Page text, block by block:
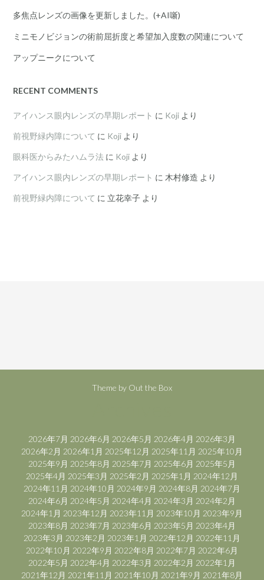
多焦点レンズの画像を更新しました。(+AI噺)
ミニモノビジョンの術前屈折度と希望加入度数の関連について
アップニークについて
RECENT COMMENTS
アイハンス眼内レンズの早期レポート に Koji より
前視野緑内障について に Koji より
眼科医からみたハムラ法 に Koji より
アイハンス眼内レンズの早期レポート に 木村修造 より
前視野緑内障について に 立花幸子 より
Theme by Out the Box
2026年7月 2026年6月 2026年5月 2026年4月 2026年3月
2026年2月 2026年1月 2025年12月 2025年11月 2025年10月
2025年9月 2025年8月 2025年7月 2025年6月 2025年5月
2025年4月 2025年3月 2025年2月 2025年1月 2024年12月
2024年11月 2024年10月 2024年9月 2024年8月 2024年7月
2024年6月 2024年5月 2024年4月 2024年3月 2024年2月
2024年1月 2023年12月 2023年11月 2023年10月 2023年9月
2023年8月 2023年7月 2023年6月 2023年5月 2023年4月
2023年3月 2023年2月 2023年1月 2022年12月 2022年11月
2022年10月 2022年9月 2022年8月 2022年7月 2022年6月
2022年5月 2022年4月 2022年3月 2022年2月 2022年1月
2021年12月 2021年11月 2021年10月 2021年9月 2021年8月